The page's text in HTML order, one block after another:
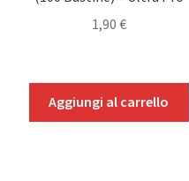
Sleeves Standard
Stand e Supporti
1,90 €
Aggiungi al carrello